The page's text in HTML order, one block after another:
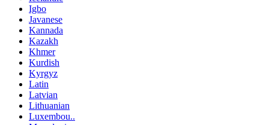
Igbo
Javanese
Kannada
Kazakh
Khmer
Kurdish
Kyrgyz
Latin
Latvian
Lithuanian
Luxembou..